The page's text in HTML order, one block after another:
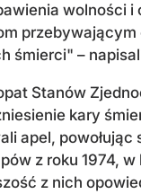
wolności i
przebywającym
śmierci" –
Stanów
kary
apel, powołując
z roku 1974,
z nich